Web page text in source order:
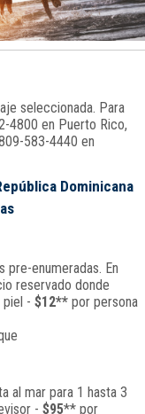
seleccionada. Para
4800 en Puerto Rico,
583-4440 en
Dominicana
pre-enumeradas. En
reservado donde
- $12**por persona
al mar para 1 hasta 3
- $95** por